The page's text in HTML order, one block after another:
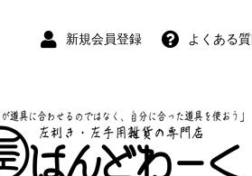
新規会員登録 よくある